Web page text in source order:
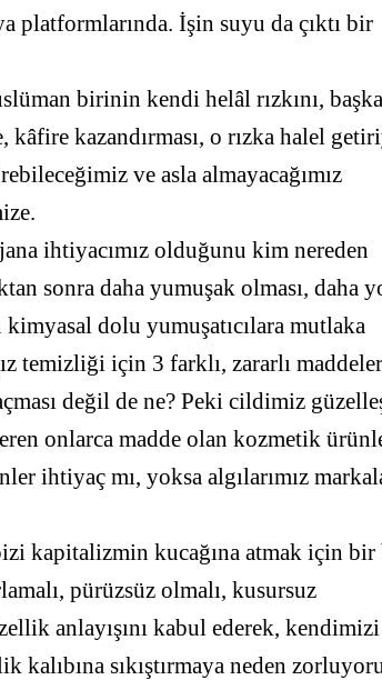
platformlarında. İşin suyu da çıktı bir
birinin kendi helâl rızkını, başka
kazandırması, o rızka halel
ve asla almayacağımız
ihtiyacımız olduğunu kim nereden
sonra daha yumuşak olması, daha
dolu yumuşatıcılara mutlaka
temizliği için 3 farklı, zararlı
değil de ne? Peki cildimiz
onlarca madde olan kozmetik
ihtiyaç mı, yoksa algılarımız
kapitalizmin kucağına atmak için bir
pürüzsüz olmalı, kusursuz
anlayışını kabul ederek, kendimizi
kalıbına sıkıştırmaya neden